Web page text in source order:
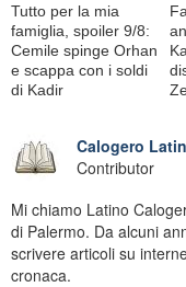
Tutto per la mia
famiglia, spoiler 9/8:
Cemile spinge Orhan
e scappa con i soldi
di Kadir
Calogero
Contributor
Mi chiamo Latino
di Palermo. Da alcuni
scrivere articoli su
cronaca.